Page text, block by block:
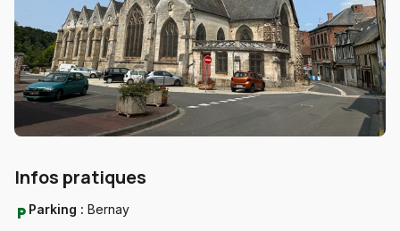
Infos pratiques
local_parking Parking : Bernay